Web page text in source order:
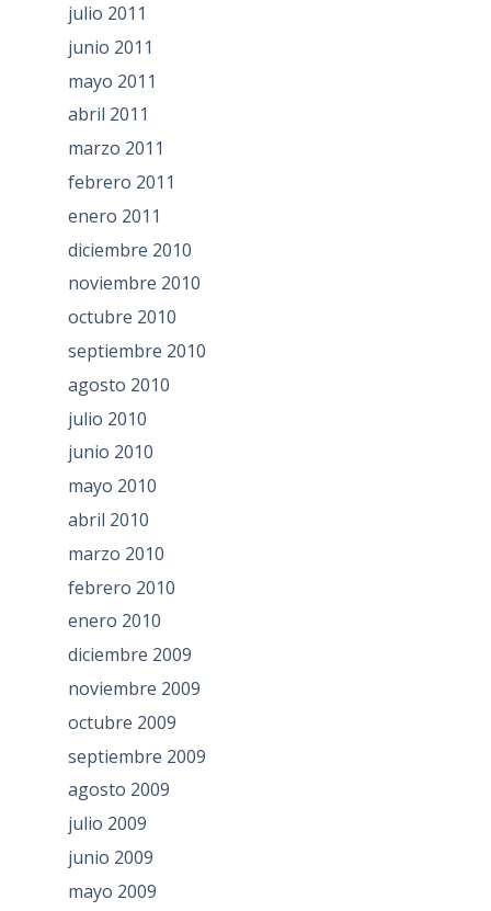
julio 2011
junio 2011
mayo 2011
abril 2011
marzo 2011
febrero 2011
enero 2011
diciembre 2010
noviembre 2010
octubre 2010
septiembre 2010
agosto 2010
julio 2010
junio 2010
mayo 2010
abril 2010
marzo 2010
febrero 2010
enero 2010
diciembre 2009
noviembre 2009
octubre 2009
septiembre 2009
agosto 2009
julio 2009
junio 2009
mayo 2009